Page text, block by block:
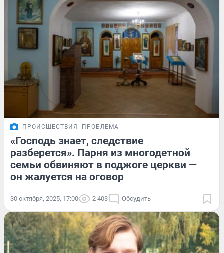
ПРОИСШЕСТВИЯ ПРОБЛЕМА
«Господь знает, следствие
разберется». Парня из многодетной
семьи обвиняют в поджоге церкви —
он жалуется на оговор
30 октября, 2025, 17:00 2 403 Обсудить